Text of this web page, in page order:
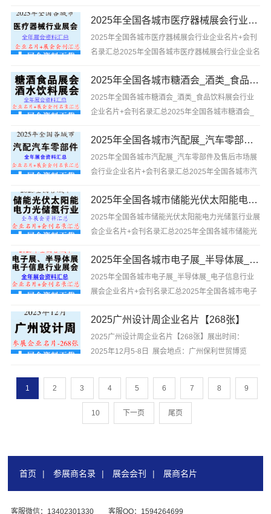
业名片【180张】，含参展企业联系方式等，是你寻
找项目、产品与厂商货源的最佳帮...
2025年全国各城市医疗器械展会行业企业名片+会刊名录汇总
2025年全国各城市医疗器械展会行业企业名片+会刊
名录汇总2025年全国各城市医疗器械展会行业企业名
+展会会刊名录汇总【6329家】（内容含：展商企业
联系方式、展商企业简介、展商企业介绍等）是你寻
找项目、产品与...
2025年全国各城市糖酒会_酒类_食品饮料展会行业企业名片+会刊名录汇总
2025年全国各城市糖酒会_酒类_食品饮料展会行业
企业名片+会刊名录汇总2025年全国各城市糖酒会_
容包含企业名片【7418张】+展会会刊名录汇总
【6272家】（内容含：展商企业联系方式、展商企业
简介、展商企业...
2025年全国各城市汽配展_汽车零部件及售后市场展会行业企业名片+会刊名录汇总
2025年全国各城市汽配展_汽车零部件及售后市场展
会行业企业名片+会刊名录汇总2025年全国各城市汽
名录汇总，内容包含企业名片【5295张】+展会会刊
名录汇总【12895家】（内容包含：展商企业联系方
式、展商企...
2025年全国各城市储能光伏太阳能电力光储氢行业展会企业名片+会刊名录汇总
2025年全国各城市储能光伏太阳能电力光储氢行业展
会企业名片+会刊名录汇总2025年全国各城市储能光
总，内容包含企业名片【7710张】+展会会刊名录汇
总【8938家】（内容包含：展商企业联系方式、展商
企业简介、展...
2025年全国各城市电子展_半导体展_电子信息行业展会企业名片+会刊名录汇总
2025年全国各城市电子展_半导体展_电子信息行业
展会企业名片+会刊名录汇总2025年全国各城市电子
汇总，内容包含企业名片【5490张】+展会会刊名录
汇总【6606家】（内容包含：展商企业联系方式、展
商企业简介...
2025广州设计周企业名片【268张】
2025广州设计周企业名片【268张】展出时间：
2025年12月5-8日 展会地点：广州保利世贸博览
设计周企业名片【268张】，含参展企业联系方式
1 2 3 4 5 6 7 8 9
10 下一页 尾页
首页 | 参展商名录 | 展会会刊 | 展商名片
客服微信：13402301330 客服QQ：1594264699